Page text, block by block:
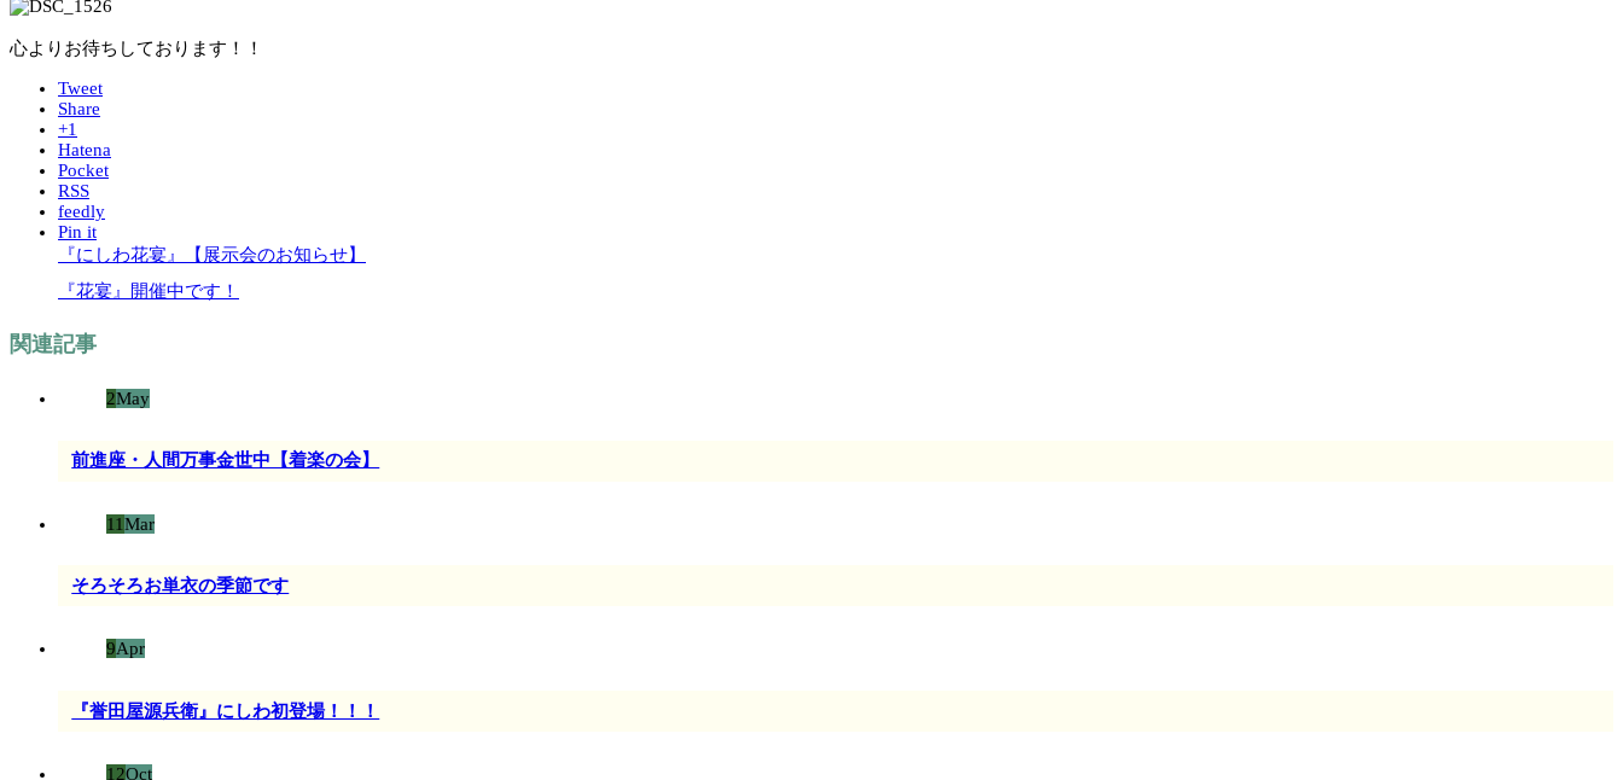
心よりお待ちしております！！
Tweet
Share
+1
Hatena
Pocket
RSS
feedly
Pin it
『にしわ花宴』【展示会のお知らせ】
『花宴』開催中です！
関連記事
2May
前進座・人間万事金世中【着楽の会】
11Mar
そろそろお単衣の季節です
9Apr
『誉田屋源兵衛』にしわ初登場！！！
12Oct